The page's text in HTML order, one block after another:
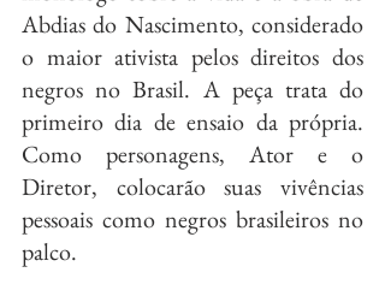
Abdias do Nascimento, considerado
o maior ativista pelos direitos dos
negros no Brasil. A peça trata do
primeiro dia de ensaio da própria.
Como personagens, Ator e o
Diretor, colocarão suas vivências
pessoais como negros brasileiros no
palco.